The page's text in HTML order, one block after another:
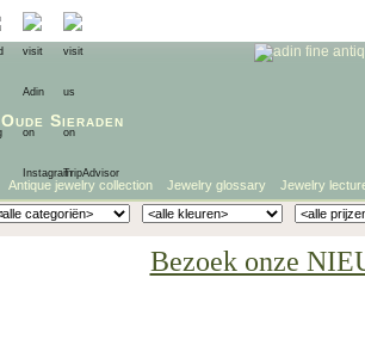
Oude Sieraden
Antique jewelry collection Jewelry glossary Jewelry
Bezoek onze